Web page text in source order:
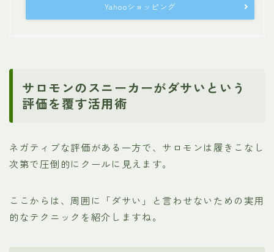
Yahooショッピング
サロモンのスニーカーがダサいという
評価を覆す活用術
ネガティブな評価がある一方で、サロモンは履きこなし
次第で圧倒的にクールに見えます。
ここからは、周囲に「ダサい」と言わせないための実用
的なテクニックを紹介しますね。